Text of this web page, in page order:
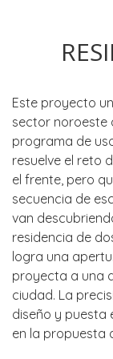
Este proyecto
sector noroeste
programa de
resuelve el reto
el frente, pero
secuencia de
van
residencia de
logra una
proyecta a una
ciudad. La
diseño y puesta
en la propuesta